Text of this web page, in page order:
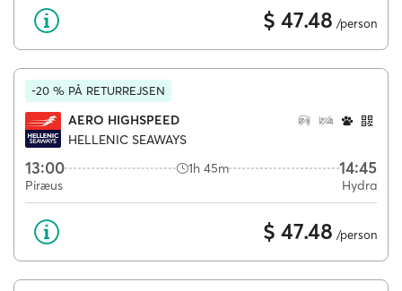
$ 47.48 /person
-20 % PÅ RETURREJSEN
AERO HIGHSPEED
HELLENIC SEAWAYS
13:00 1h 45m 14:45
Piræus Hydra
$ 47.48 /person